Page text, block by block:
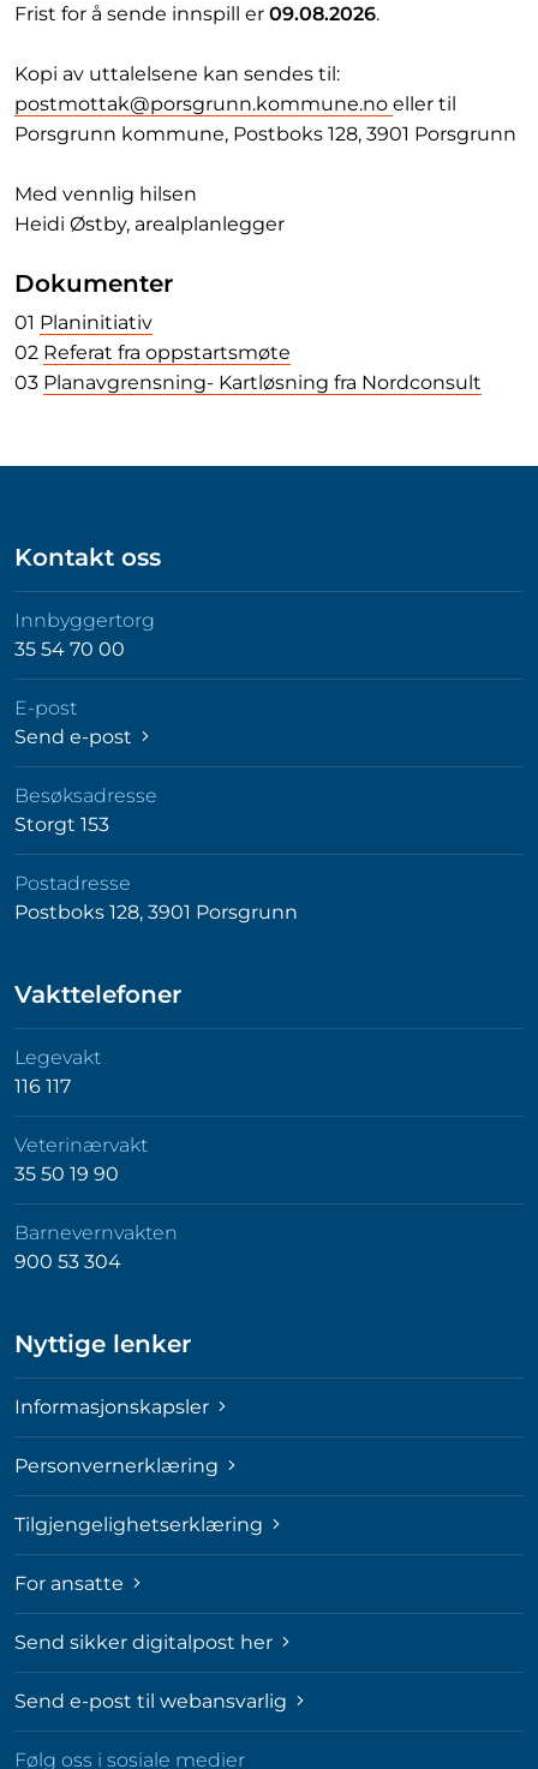
Frist for å sende innspill er 09.08.2026.
Kopi av uttalelsene kan sendes til:
postmottak@porsgrunn.kommune.no eller til
Porsgrunn kommune, Postboks 128, 3901 Porsgrunn
Med vennlig hilsen
Heidi Østby, arealplanlegger
Dokumenter
01 Planinitiativ
02 Referat fra oppstartsmøte
03 Planavgrensning- Kartløsning fra Nordconsult
Kontakt oss
Innbyggertorg
35 54 70 00
E-post
Send e-post
Besøksadresse
Storgt 153
Postadresse
Postboks 128, 3901 Porsgrunn
Vakttelefoner
Legevakt
116 117
Veterinærvakt
35 50 19 90
Barnevernvakten
900 53 304
Nyttige lenker
Informasjonskapsler
Personvernerklæring
Tilgjengelighetserklæring
For ansatte
Send sikker digitalpost her
Send e-post til webansvarlig
Følg oss i sosiale medier